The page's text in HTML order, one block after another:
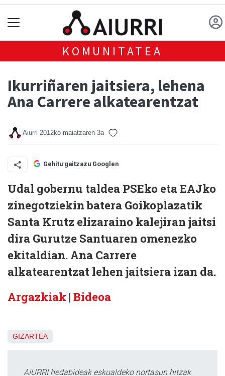
KOMUNITATEA
Ikurriñaren jaitsiera, lehena
Ana Carrere alkatearentzat
Aiurri 2012ko maiatzaren 3a
Gehitu gaitzazu Googlen
Udal gobernu taldea PSEko eta EAJko
zinegotziekin batera Goikoplazatik
Santa Krutz elizaraino kalejiran jaitsi
dira Gurutze Santuaren omenezko
ekitaldian. Ana Carrere
alkatearentzat lehen jaitsiera izan da.
Argazkiak | Bideoa
GIZARTEA
AIURRI hedabideak eskualdeko nortasun hitzak